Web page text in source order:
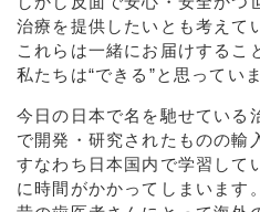
治療を提供したいとも考えて
これらは一緒にお届けするこ
私たちは“できる”と思っていま
今日の日本で名を馳せている
で開発・研究されたものの輸
すなわち日本国内で学習して
に時間がかかってしまいます。